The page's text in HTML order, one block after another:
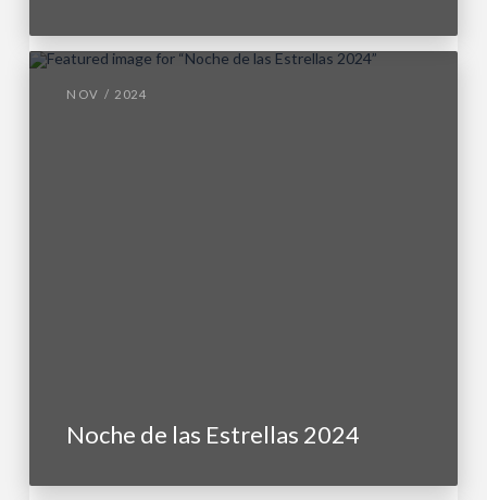
NOV / 2024
Noche de las Estrellas 2024